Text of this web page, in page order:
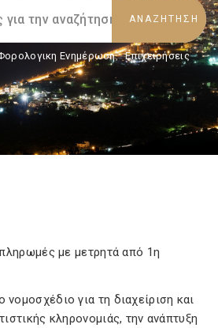
Ενημέρωση, Επιχειρήσεις
με μετρητά από 1η
για τη διαχείριση και
κληρονομιάς, την ανάπτυξη